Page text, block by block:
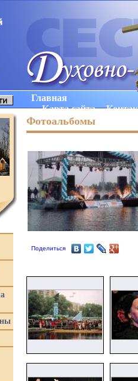
Главная
Карта сайта
Фотоальбомы
Поделиться